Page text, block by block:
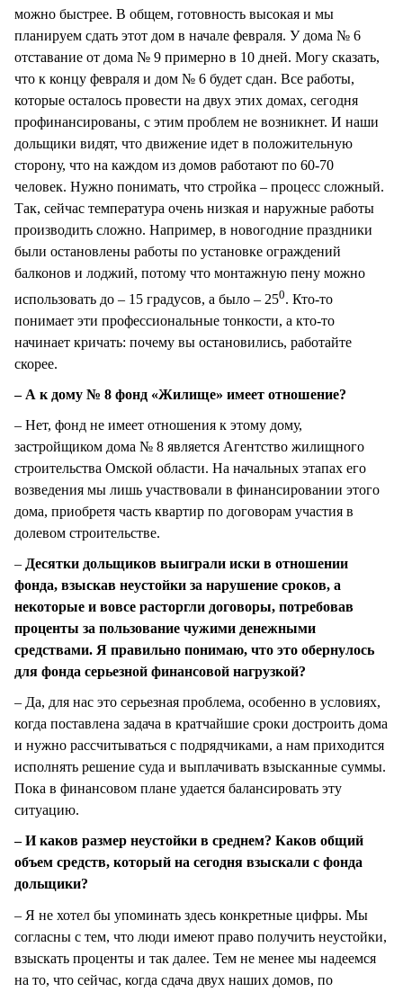
можно быстрее. В общем, готовность высокая и мы
планируем сдать этот дом в начале февраля. У дома № 6
отставание от дома № 9 примерно в 10 дней. Могу сказать,
что к концу февраля и дом № 6 будет сдан. Все работы,
которые осталось провести на двух этих домах, сегодня
профинансированы, с этим проблем не возникнет. И наши
дольщики видят, что движение идет в положительную
сторону, что на каждом из домов работают по 60-70
человек. Нужно понимать, что стройка – процесс сложный.
Так, сейчас температура очень низкая и наружные работы
производить сложно. Например, в новогодние праздники
были остановлены работы по установке ограждений
балконов и лоджий, потому что монтажную пену можно
использовать до – 15 градусов, а было – 250. Кто-то
понимает эти профессиональные тонкости, а кто-то
начинает кричать: почему вы остановились, работайте
скорее.
– А к дому № 8 фонд «Жилище» имеет отношение?
– Нет, фонд не имеет отношения к этому дому,
застройщиком дома № 8 является Агентство жилищного
строительства Омской области. На начальных этапах его
возведения мы лишь участвовали в финансировании этого
дома, приобретя часть квартир по договорам участия в
долевом строительстве.
– Десятки дольщиков выиграли иски в отношении
фонда, взыскав неустойки за нарушение сроков, а
некоторые и вовсе расторгли договоры, потребовав
проценты за пользование чужими денежными
средствами. Я правильно понимаю, что это обернулось
для фонда серьезной финансовой нагрузкой?
– Да, для нас это серьезная проблема, особенно в условиях,
когда поставлена задача в кратчайшие сроки достроить дома
и нужно рассчитываться с подрядчиками, а нам приходится
исполнять решение суда и выплачивать взысканные суммы.
Пока в финансовом плане удается балансировать эту
ситуацию.
– И каков размер неустойки в среднем? Каков общий
объем средств, который на сегодня взыскали с фонда
дольщики?
– Я не хотел бы упоминать здесь конкретные цифры. Мы
согласны с тем, что люди имеют право получить неустойки,
взыскать проценты и так далее. Тем не менее мы надеемся
на то, что сейчас, когда сдача двух наших домов, по